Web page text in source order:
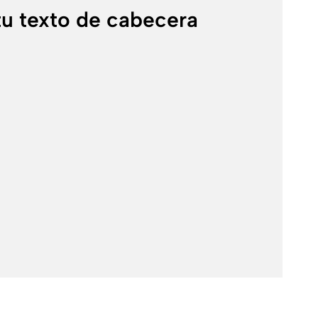
texto de cabecera